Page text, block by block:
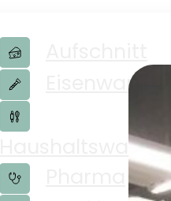
Eisenwaren
Haushaltswaren